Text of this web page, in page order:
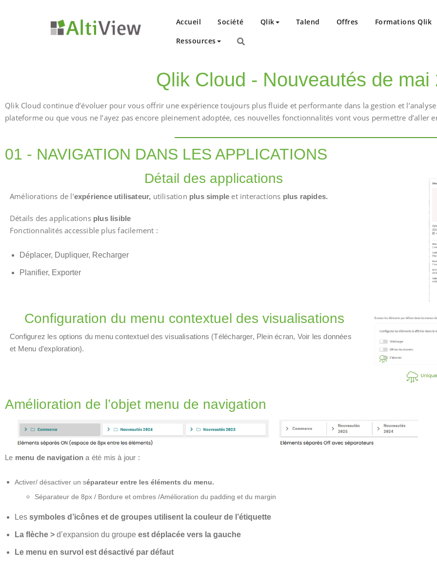
Accueil Société Qlik Talend Offres Formations Qlik
Ressources
Qlik Cloud - Nouveautés de mai
Qlik Cloud continue d’évoluer pour vous offrir une expérience toujours plus fluide et performante dans la gestion et
plateforme ou que vous ne l’ayez pas encore pleinement adoptée, ces nouvelles fonctionnalités vont vous permettre d’aller
01 - NAVIGATION DANS LES APPLICATIONS
Détail des applications
Améliorations de l’expérience utilisateur, utilisation plus simple et interactions plus rapides.
Détails des applications plus lisible
Fonctionnalités accessible plus facilement :
Déplacer, Dupliquer, Recharger
Planifier, Exporter
Configuration du menu contextuel des visualisations
Configurez les options du menu contextuel des visualisations (Télécharger, Plein écran, Voir les données
et Menu d’exploration).
Amélioration de l’objet menu de navigation
Le menu de navigation a été mis à jour :
Activer/ désactiver un séparateur entre les éléments du menu.
Séparateur de 8px / Bordure et ombres /Amélioration du padding et du margin
Les symboles d’icônes et de groupes utilisent la couleur de l’étiquette
La flèche > d’expansion du groupe est déplacée vers la gauche
Le menu en survol est désactivé par défaut